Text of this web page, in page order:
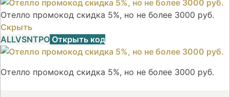
Отелло промокод скидка 5%, но не более 3000 руб.
Скрыть
ALLVSNTPO Открыть код
Отелло промокод скидка 5%, но не более 3000 руб.